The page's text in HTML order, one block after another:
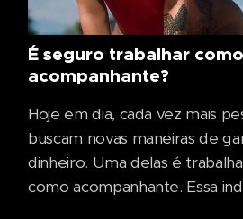
conhecer...
É seguro trabalhar como
acompanhante?
Hoje em dia, cada vez mais
buscam novas maneiras de
dinheiro. Uma delas é
como acompanhante. Essa